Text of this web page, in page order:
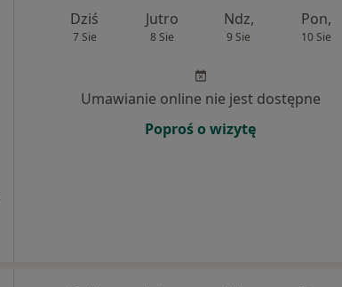
Dziś
7 Sie
Jutro
8 Sie
Ndz,
9 Sie
Pon,
10 Sie
Umawianie online nie jest dostępne
Poproś o wizytę